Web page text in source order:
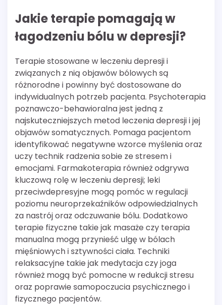
Jakie terapie pomagają w
łagodzeniu bólu w depresji?
Terapie stosowane w leczeniu depresji i
związanych z nią objawów bólowych są
różnorodne i powinny być dostosowane do
indywidualnych potrzeb pacjenta. Psychoterapia
poznawczo-behawioralna jest jedną z
najskuteczniejszych metod leczenia depresji i jej
objawów somatycznych. Pomaga pacjentom
identyfikować negatywne wzorce myślenia oraz
uczy technik radzenia sobie ze stresem i
emocjami. Farmakoterapia również odgrywa
kluczową rolę w leczeniu depresji; leki
przeciwdepresyjne mogą pomóc w regulacji
poziomu neuroprzekaźników odpowiedzialnych
za nastrój oraz odczuwanie bólu. Dodatkowo
terapie fizyczne takie jak masaże czy terapia
manualna mogą przynieść ulgę w bólach
mięśniowych i sztywności ciała. Techniki
relaksacyjne takie jak medytacja czy joga
również mogą być pomocne w redukcji stresu
oraz poprawie samopoczucia psychicznego i
fizycznego pacjentów.